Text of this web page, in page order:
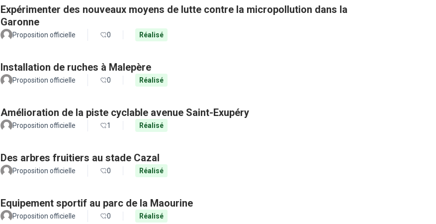
Expérimenter des nouveaux moyens de lutte contre la micropollution dans la
Garonne
Proposition officielle 0 Réalisé
Installation de ruches à Malepère
Proposition officielle 0 Réalisé
Amélioration de la piste cyclable avenue Saint-Exupéry
Proposition officielle 1 Réalisé
Des arbres fruitiers au stade Cazal
Proposition officielle 0 Réalisé
Equipement sportif au parc de la Maourine
Proposition officielle 0 Réalisé